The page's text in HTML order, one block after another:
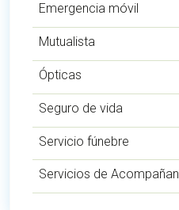
Emergencia móvil
Mutualista
Ópticas
Seguro de vida
Servicio fúnebre
Servicios de